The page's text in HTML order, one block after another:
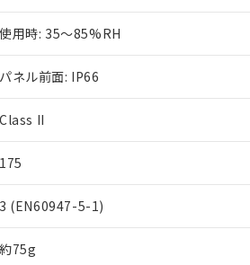
使用時: 35～85%RH
パネル前面: IP66
Class II
175
3 (EN60947-5-1)
約75g